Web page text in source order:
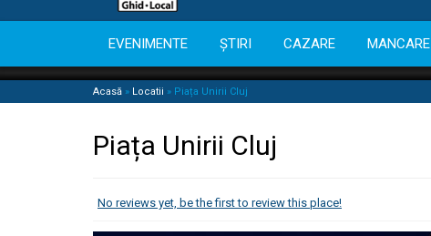
EVENIMENTE ȘTIRI CAZARE MANCARE
Acasă » Locatii » Piața Unirii Cluj
Piața Unirii Cluj
No reviews yet, be the first to review this place!